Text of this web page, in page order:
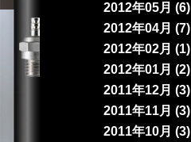
2012年05月 (6)
2012年04月 (7)
2012年02月 (1)
2012年01月 (2)
2011年12月 (3)
2011年11月 (3)
2011年10月 (3)